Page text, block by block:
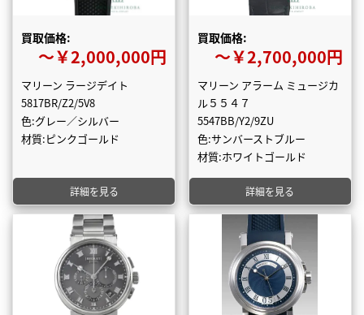
買取価格:
〜￥2,000,000円
マリーン ラージデイト
5817BR/Z2/5V8
色:グレー／シルバー
材質:ピンクゴールド
詳細を見る
買取価格:
〜￥2,700,000円
マリーン アラーム ミュージカ
ル５５４７
5547BB/Y2/9ZU
色:サンバーストブルー
材質:ホワイトゴールド
詳細を見る